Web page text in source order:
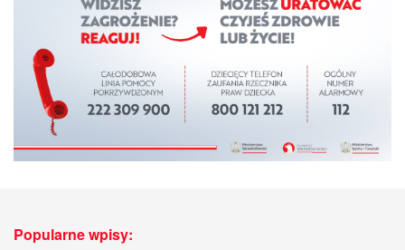
Popularne wpisy: